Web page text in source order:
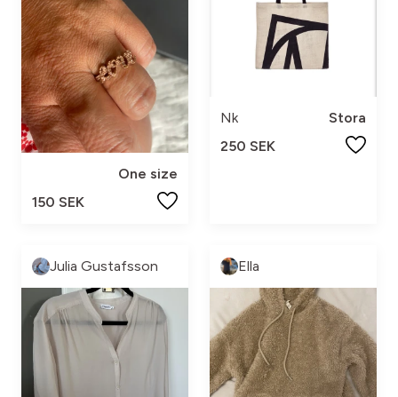
One size
150 SEK
Nk
Stora
250 SEK
Julia Gustafsson Ella